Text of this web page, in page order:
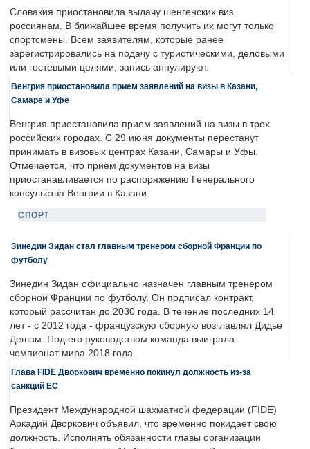
Словакия приостановила выдачу шенгенских виз
россиянам. В ближайшее время получить их могут только
спортсмены. Всем заявителям, которые ранее
зарегистрировались на подачу с туристическими, деловыми
или гостевыми целями, запись аннулируют.
Венгрия приостановила прием заявлений на визы в Казани,
Самаре и Уфе
Венгрия приостановила прием заявлений на визы в трех
российских городах. С 29 июня документы перестанут
принимать в визовых центрах Казани, Самары и Уфы.
Отмечается, что прием документов на визы
приостанавливается по распоряжению Генерального
консульства Венгрии в Казани.
СПОРТ
Зинедин Зидан стал главным тренером сборной Франции по
футболу
Зинедин Зидан официально назначен главным тренером
сборной Франции по футболу. Он подписал контракт,
который рассчитан до 2030 года. В течение последних 14
лет - с 2012 года - французскую сборную возглавлял Дидье
Дешам. Под его руководством команда выиграла
чемпионат мира 2018 года.
Глава FIDE Дворкович временно покинул должность из-за
санкций ЕС
Президент Международной шахматной федерации (FIDE)
Аркадий Дворкович объявил, что временно покидает свою
должность. Исполнять обязанности главы организации